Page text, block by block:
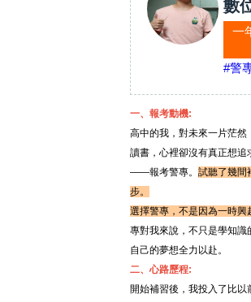
數
一
#警
一、報考動機:
高中的我，對未來一片茫
讀書，心裡卻沒有真正想
——報考警專。 試聽了幾間
步。
選擇警專，不是因為一時
專對我來說，不只是學知
自己的夢想全力以赴。
二、心路歷程:
開始補習後，我投入了比以